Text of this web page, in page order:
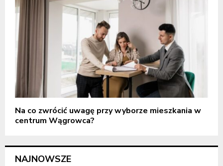
Na co zwrócić uwagę przy wyborze mieszkania w
centrum Wągrowca?
NAJNOWSZE